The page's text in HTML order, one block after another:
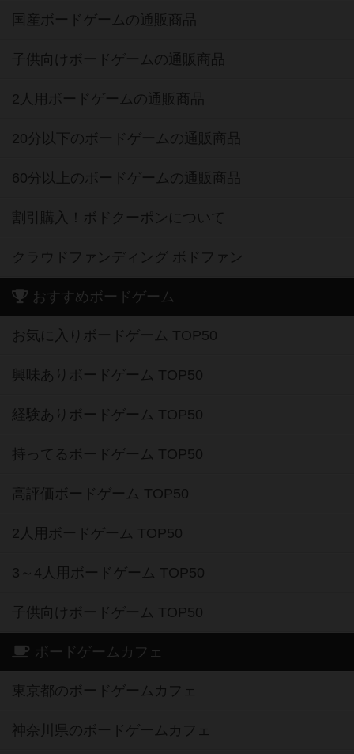
国産ボードゲームの通販商品
子供向けボードゲームの通販商品
2人用ボードゲームの通販商品
20分以下のボードゲームの通販商品
60分以上のボードゲームの通販商品
割引購入！ボドクーポンについて
クラウドファンディング ボドファン
おすすめボードゲーム
お気に入りボードゲーム TOP50
興味ありボードゲーム TOP50
経験ありボードゲーム TOP50
持ってるボードゲーム TOP50
高評価ボードゲーム TOP50
2人用ボードゲーム TOP50
3～4人用ボードゲーム TOP50
子供向けボードゲーム TOP50
ボードゲームカフェ
東京都のボードゲームカフェ
神奈川県のボードゲームカフェ